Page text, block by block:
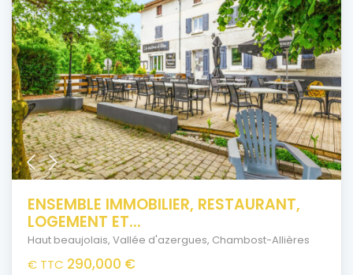
ENSEMBLE IMMOBILIER, RESTAURANT,
LOGEMENT ET...
Haut beaujolais, Vallée d'azergues, Chambost-Allières
€ TTC 290,000 €